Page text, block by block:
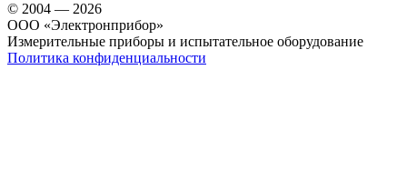
© 2004 — 2026
OOO «Электронприбор»
Измерительные приборы и испытательное оборудование
Политика конфиденциальности